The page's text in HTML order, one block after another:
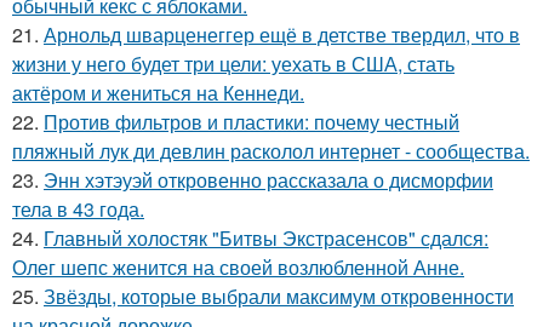
21. Арнольд шварценеггер ещё в детстве твердил, что в
жизни у него будет три цели: уехать в США, стать
актёром и жениться на Кеннеди.
22. Против фильтров и пластики: почему честный
пляжный лук ди девлин расколол интернет - сообщества.
23. Энн хэтэуэй откровенно рассказала о дисморфии
тела в 43 года.
24. Главный холостяк "Битвы Экстрасенсов" сдался:
Олег шепс женится на своей возлюбленной Анне.
25. Звёзды, которые выбрали максимум откровенности